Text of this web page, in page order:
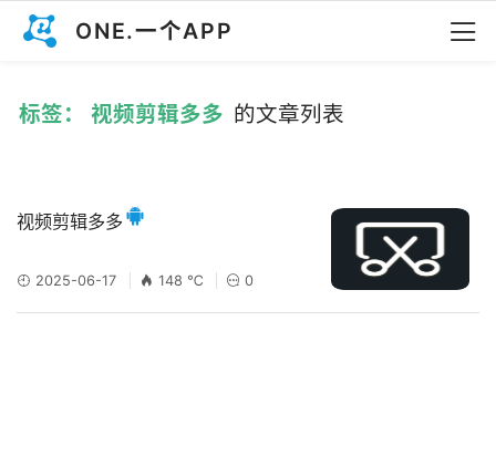
ONE.一个APP
标签： 视频剪辑多多 的文章列表
视频剪辑多多
2025-06-17 148 ℃ 0